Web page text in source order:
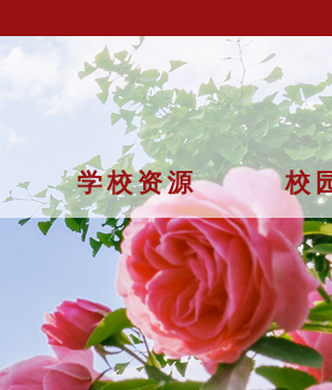
学校资源 校